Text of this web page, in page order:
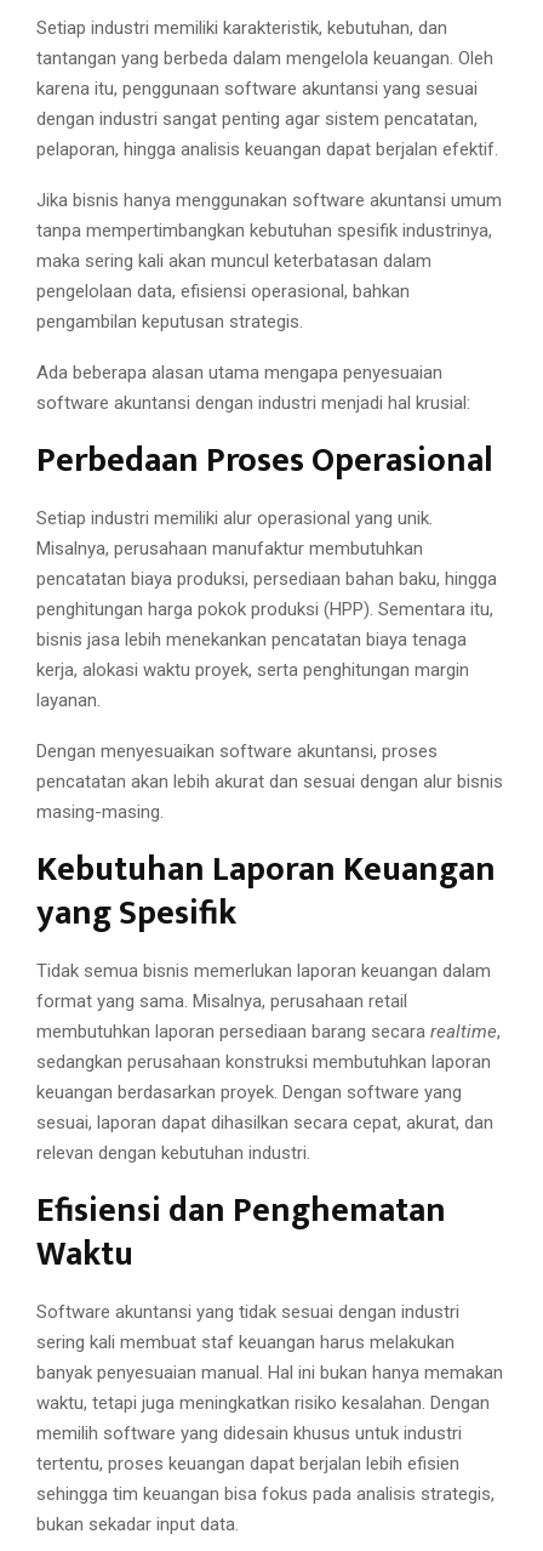
Setiap industri memiliki karakteristik, kebutuhan, dan
tantangan yang berbeda dalam mengelola keuangan. Oleh
karena itu, penggunaan software akuntansi yang sesuai
dengan industri sangat penting agar sistem pencatatan,
pelaporan, hingga analisis keuangan dapat berjalan efektif.
Jika bisnis hanya menggunakan software akuntansi umum
tanpa mempertimbangkan kebutuhan spesifik industrinya,
maka sering kali akan muncul keterbatasan dalam
pengelolaan data, efisiensi operasional, bahkan
pengambilan keputusan strategis.
Ada beberapa alasan utama mengapa penyesuaian
software akuntansi dengan industri menjadi hal krusial:
Perbedaan Proses Operasional
Setiap industri memiliki alur operasional yang unik.
Misalnya, perusahaan manufaktur membutuhkan
pencatatan biaya produksi, persediaan bahan baku, hingga
penghitungan harga pokok produksi (HPP). Sementara itu,
bisnis jasa lebih menekankan pencatatan biaya tenaga
kerja, alokasi waktu proyek, serta penghitungan margin
layanan.
Dengan menyesuaikan software akuntansi, proses
pencatatan akan lebih akurat dan sesuai dengan alur bisnis
masing-masing.
Kebutuhan Laporan Keuangan
yang Spesifik
Tidak semua bisnis memerlukan laporan keuangan dalam
format yang sama. Misalnya, perusahaan retail
membutuhkan laporan persediaan barang secara realtime,
sedangkan perusahaan konstruksi membutuhkan laporan
keuangan berdasarkan proyek. Dengan software yang
sesuai, laporan dapat dihasilkan secara cepat, akurat, dan
relevan dengan kebutuhan industri.
Efisiensi dan Penghematan
Waktu
Software akuntansi yang tidak sesuai dengan industri
sering kali membuat staf keuangan harus melakukan
banyak penyesuaian manual. Hal ini bukan hanya memakan
waktu, tetapi juga meningkatkan risiko kesalahan. Dengan
memilih software yang didesain khusus untuk industri
tertentu, proses keuangan dapat berjalan lebih efisien
sehingga tim keuangan bisa fokus pada analisis strategis,
bukan sekadar input data.